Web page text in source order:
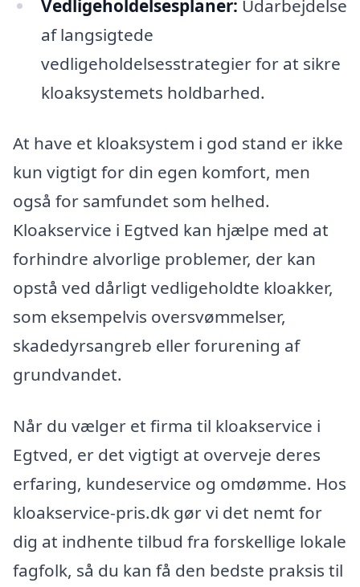
Vedligeholdelsesplaner: Udarbejdelse
af langsigtede
vedligeholdelsesstrategier for at sikre
kloaksystemets holdbarhed.
At have et kloaksystem i god stand er ikke
kun vigtigt for din egen komfort, men
også for samfundet som helhed.
Kloakservice i Egtved kan hjælpe med at
forhindre alvorlige problemer, der kan
opstå ved dårligt vedligeholdte kloakker,
som eksempelvis oversvømmelser,
skadedyrsangreb eller forurening af
grundvandet.
Når du vælger et firma til kloakservice i
Egtved, er det vigtigt at overveje deres
erfaring, kundeservice og omdømme. Hos
kloakservice-pris.dk gør vi det nemt for
dig at indhente tilbud fra forskellige lokale
fagfolk, så du kan få den bedste praksis til